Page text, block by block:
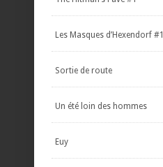
Les Masques d’Hexendorf #1
Sortie de route
Un été loin des hommes
Euy